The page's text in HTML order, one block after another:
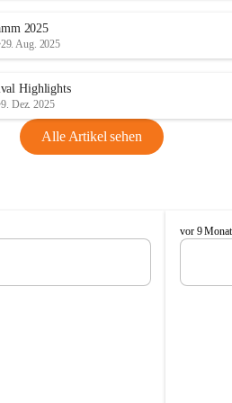
2025
29. Aug. 2025
Highlights
9. Dez. 2025
Alle Artikel sehen
C
e
l
vor 9